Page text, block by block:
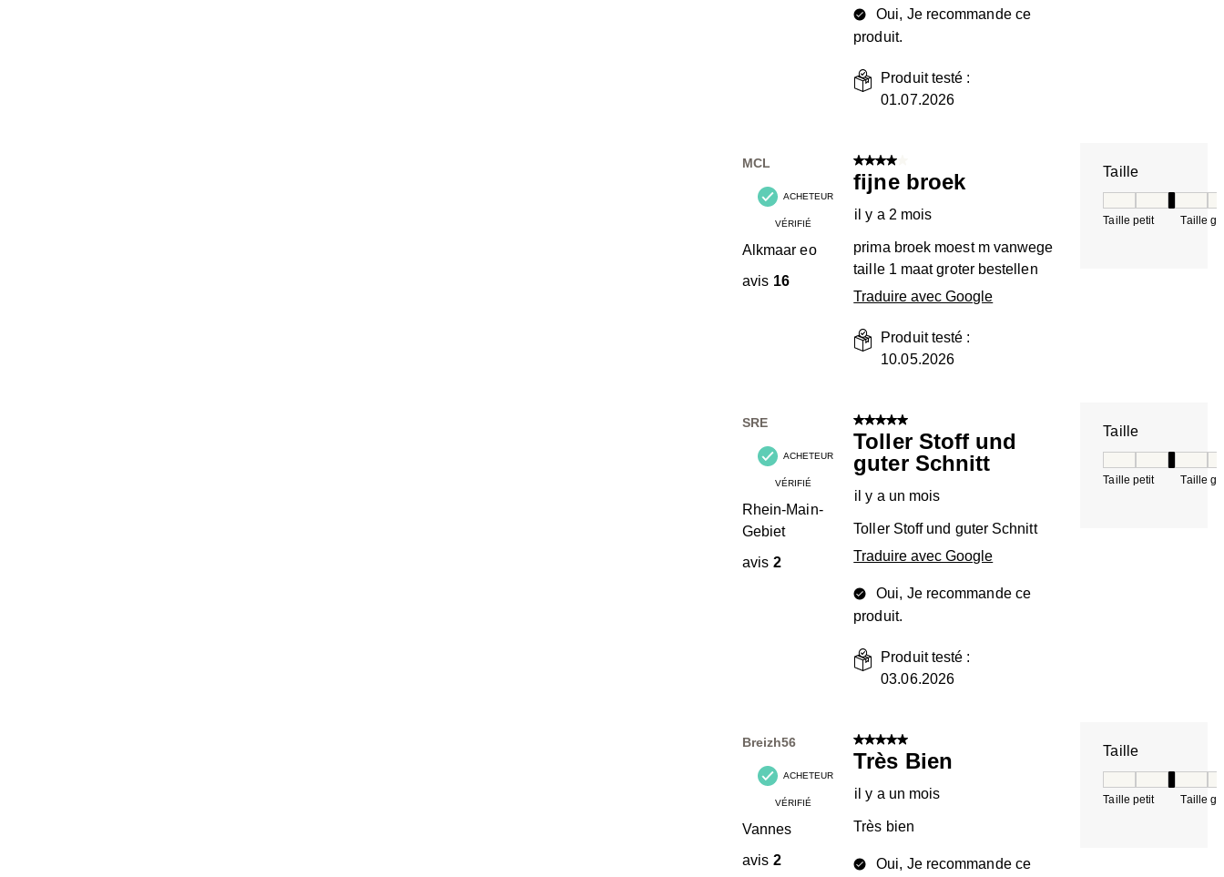
Oui, Je recommande ce
produit.
Produit testé :
01.07.2026
MCL
ACHETEUR
VÉRIFIÉ
Alkmaar eo
avis 16
4 sur 5 étoiles.
fijne broek
il y a 2 mois
prima broek moest m vanwege
taille 1 maat groter bestellen
Traduire avec Google
Produit testé :
10.05.2026
Taille
Taille petit Taille
SRE
ACHETEUR
VÉRIFIÉ
Rhein-Main-
Gebiet
avis 2
5 sur 5 étoiles.
Toller Stoff und
guter Schnitt
il y a un mois
Toller Stoff und guter Schnitt
Traduire avec Google
Oui, Je recommande ce
produit.
Produit testé :
03.06.2026
Taille
Taille petit Taille
Breizh56
ACHETEUR
VÉRIFIÉ
Vannes
avis 2
5 sur 5 étoiles.
Très Bien
il y a un mois
Très bien
Oui, Je recommande ce
Taille
Taille petit Taille